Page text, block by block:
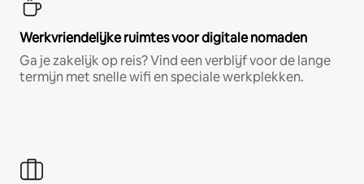
Werkvriendelijke ruimtes voor digitale nomaden
Ga je zakelijk op reis? Vind een verblijf voor de lange
termijn met snelle wifi en speciale werkplekken.